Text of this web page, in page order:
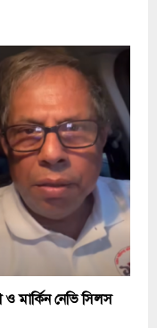
ও মার্কিন নেভি সিলস